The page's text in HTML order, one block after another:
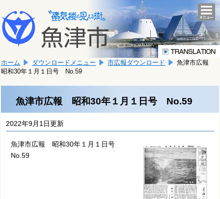
文
へ
移
ま
す。
こ
か
文
で
す。
ホーム ダウンロードメニュー 市広報ダウンロード
魚津市広報
昭和30年１月１日号 No.59
魚津市広報 昭和30年１月１日号 No.59
2022年9月1日更新
魚津市広報 昭和30年１月１日号
No.59